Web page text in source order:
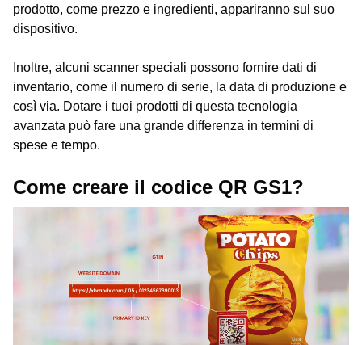
prodotto, come prezzo e ingredienti, appariranno sul suo
dispositivo.
Inoltre, alcuni scanner speciali possono fornire dati di
inventario, come il numero di serie, la data di produzione e
così via. Dotare i tuoi prodotti di questa tecnologia
avanzata può fare una grande differenza in termini di
spese e tempo.
Come creare il codice QR GS1?